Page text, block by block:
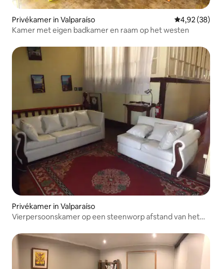
Privékamer in Valparaíso Gemiddelde
4,92 (38)
Kamer met eigen badkamer en raam op het westen
Privékamer in Valparaíso
Vierpersoonskamer op een steenworp afstand van het